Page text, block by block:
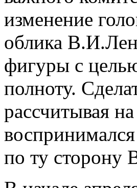
изменение
облика
фигуры с
полноту.
рассчитывая
по ту сторону